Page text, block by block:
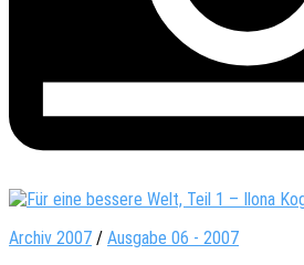
Archiv 2007 / Ausgabe 06 - 2007